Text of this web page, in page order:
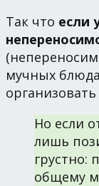
Так что если
мучных
Но если
лишь
грустно:
общему